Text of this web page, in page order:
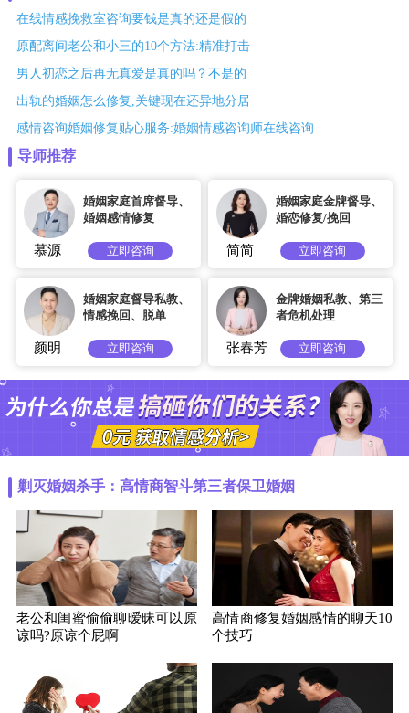
在线情感挽救室咨询要钱是真的还是假的
原配离间老公和小三的10个方法:精准打击
男人初恋之后再无真爱是真的吗？不是的
出轨的婚姻怎么修复,关键现在还异地分居
感情咨询婚姻修复贴心服务:婚姻情感咨询师在线咨询
导师推荐
婚姻家庭首席督导、
婚姻感情修复
慕源 立即咨询
婚姻家庭金牌督导、
婚恋修复/挽回
简简 立即咨询
婚姻家庭督导私教、
情感挽回、脱单
颜明 立即咨询
金牌婚姻私教、第三
者危机处理
张春芳 立即咨询
剿灭婚姻杀手：高情商智斗第三者保卫婚姻
老公和闺蜜偷偷聊暧昧可以原
谅吗?原谅个屁啊
高情商修复婚姻感情的聊天10
个技巧